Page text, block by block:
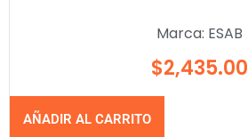
Marca: ESAB
$2,435.00
AÑADIR AL CARRITO